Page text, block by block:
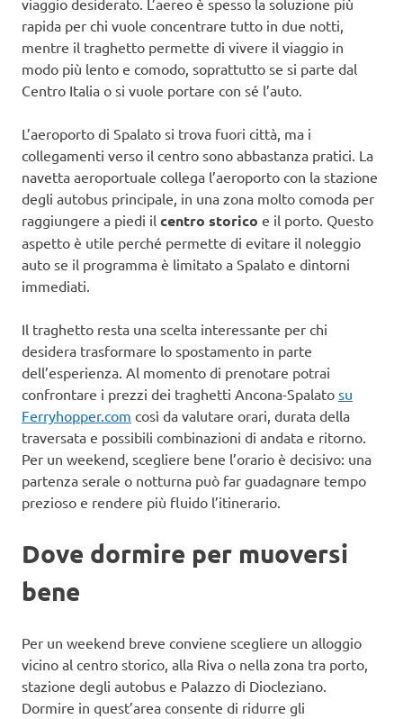
viaggio desiderato. L’aereo è spesso la soluzione più
rapida per chi vuole concentrare tutto in due notti,
mentre il traghetto permette di vivere il viaggio in
modo più lento e comodo, soprattutto se si parte dal
Centro Italia o si vuole portare con sé l’auto.
L’aeroporto di Spalato si trova fuori città, ma i
collegamenti verso il centro sono abbastanza pratici. La
navetta aeroportuale collega l’aeroporto con la stazione
degli autobus principale, in una zona molto comoda per
raggiungere a piedi il centro storico e il porto. Questo
aspetto è utile perché permette di evitare il noleggio
auto se il programma è limitato a Spalato e dintorni
immediati.
Il traghetto resta una scelta interessante per chi
desidera trasformare lo spostamento in parte
dell’esperienza. Al momento di prenotare potrai
confrontare i prezzi dei traghetti Ancona-Spalato su
Ferryhopper.com così da valutare orari, durata della
traversata e possibili combinazioni di andata e ritorno.
Per un weekend, scegliere bene l’orario è decisivo: una
partenza serale o notturna può far guadagnare tempo
prezioso e rendere più fluido l’itinerario.
Dove dormire per muoversi
bene
Per un weekend breve conviene scegliere un alloggio
vicino al centro storico, alla Riva o nella zona tra porto,
stazione degli autobus e Palazzo di Diocleziano.
Dormire in quest’area consente di ridurre gli